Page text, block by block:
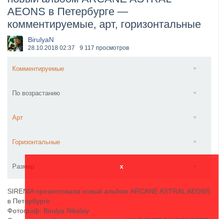
​Wacken Open Air 2027 объявил новую волну участ...
AEONS в Петербурге —
комментируемые, арт, горизонтальные
BirulyaN
28.10.2018 02:37 9 117 просмотров
Комментируемые
По возрастанию
Арт
Горизонтальные
Размер x
SIRENIA презентовала новый альбом ARCANE ASTRAL AEONS
в Петербурге
Фотограф: Birulya Nikolay